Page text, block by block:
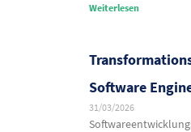
Weiterlesen
Software
31/03/2026